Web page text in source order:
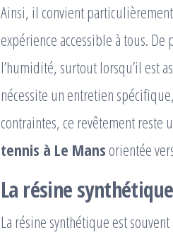
Ainsi, il convient
expérience accessible à tous.
l’humidité, surtout lorsqu’il est
nécessite un entretien
contraintes, ce revêtement
tennis à Le Mans orientée
La résine
La résine synthétique est